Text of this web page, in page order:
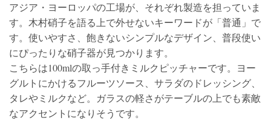
アジア・ヨーロッパの工場が、それぞれ製造を担っていま
す。木村硝子を語る上で外せないキーワードが「普通」で
す。使いやすさ、飽きないシンプルなデザイン、普段使い
にぴったりな硝子器が見つかります。
こちらは100mlの取っ手付きミルクピッチャーです。ヨー
グルトにかけるフルーツソース、サラダのドレッシング、
タレやミルクなど。ガラスの軽さがテーブルの上でも素敵
なアクセントになりそうです。